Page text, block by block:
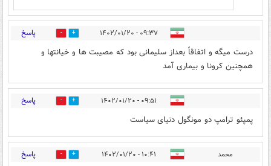
۰۹:۳۷ - ۱۴۰۲/۰۱/۲۰ 8 پاسخ
درست میگه و اتفاقاً بعداز سلیمانی بود که مصیبت ها و خیانتها و
همچنین کرونا و بیماری آمد
۰۹:۵۱ - ۱۴۰۲/۰۱/۲۰ 4 پاسخ
پمپئو ترامپ دو مونگول دنیای سیاست
محمد ۱۰:۴۱ - ۱۴۰۲/۰۱/۲۰ 4 پاسخ